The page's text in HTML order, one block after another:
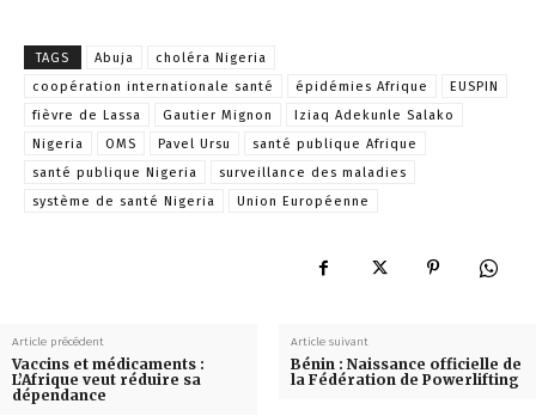
TAGS Abuja
choléra Nigeria
coopération internationale santé
épidémies Afrique
EUSPIN
fièvre de Lassa
Gautier Mignon
Iziaq Adekunle Salako
Nigeria
OMS Pavel Ursu
santé publique Afrique
santé publique Nigeria
surveillance des maladies
système de santé Nigeria
Union Européenne
Article précédent
Vaccins et médicaments :
L’Afrique veut réduire sa
dépendance
Article suivant
Bénin : Naissance officielle de
la Fédération de Powerlifting